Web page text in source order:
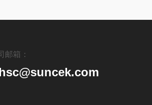
邮箱：